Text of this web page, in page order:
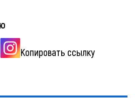
Копировать ссылку